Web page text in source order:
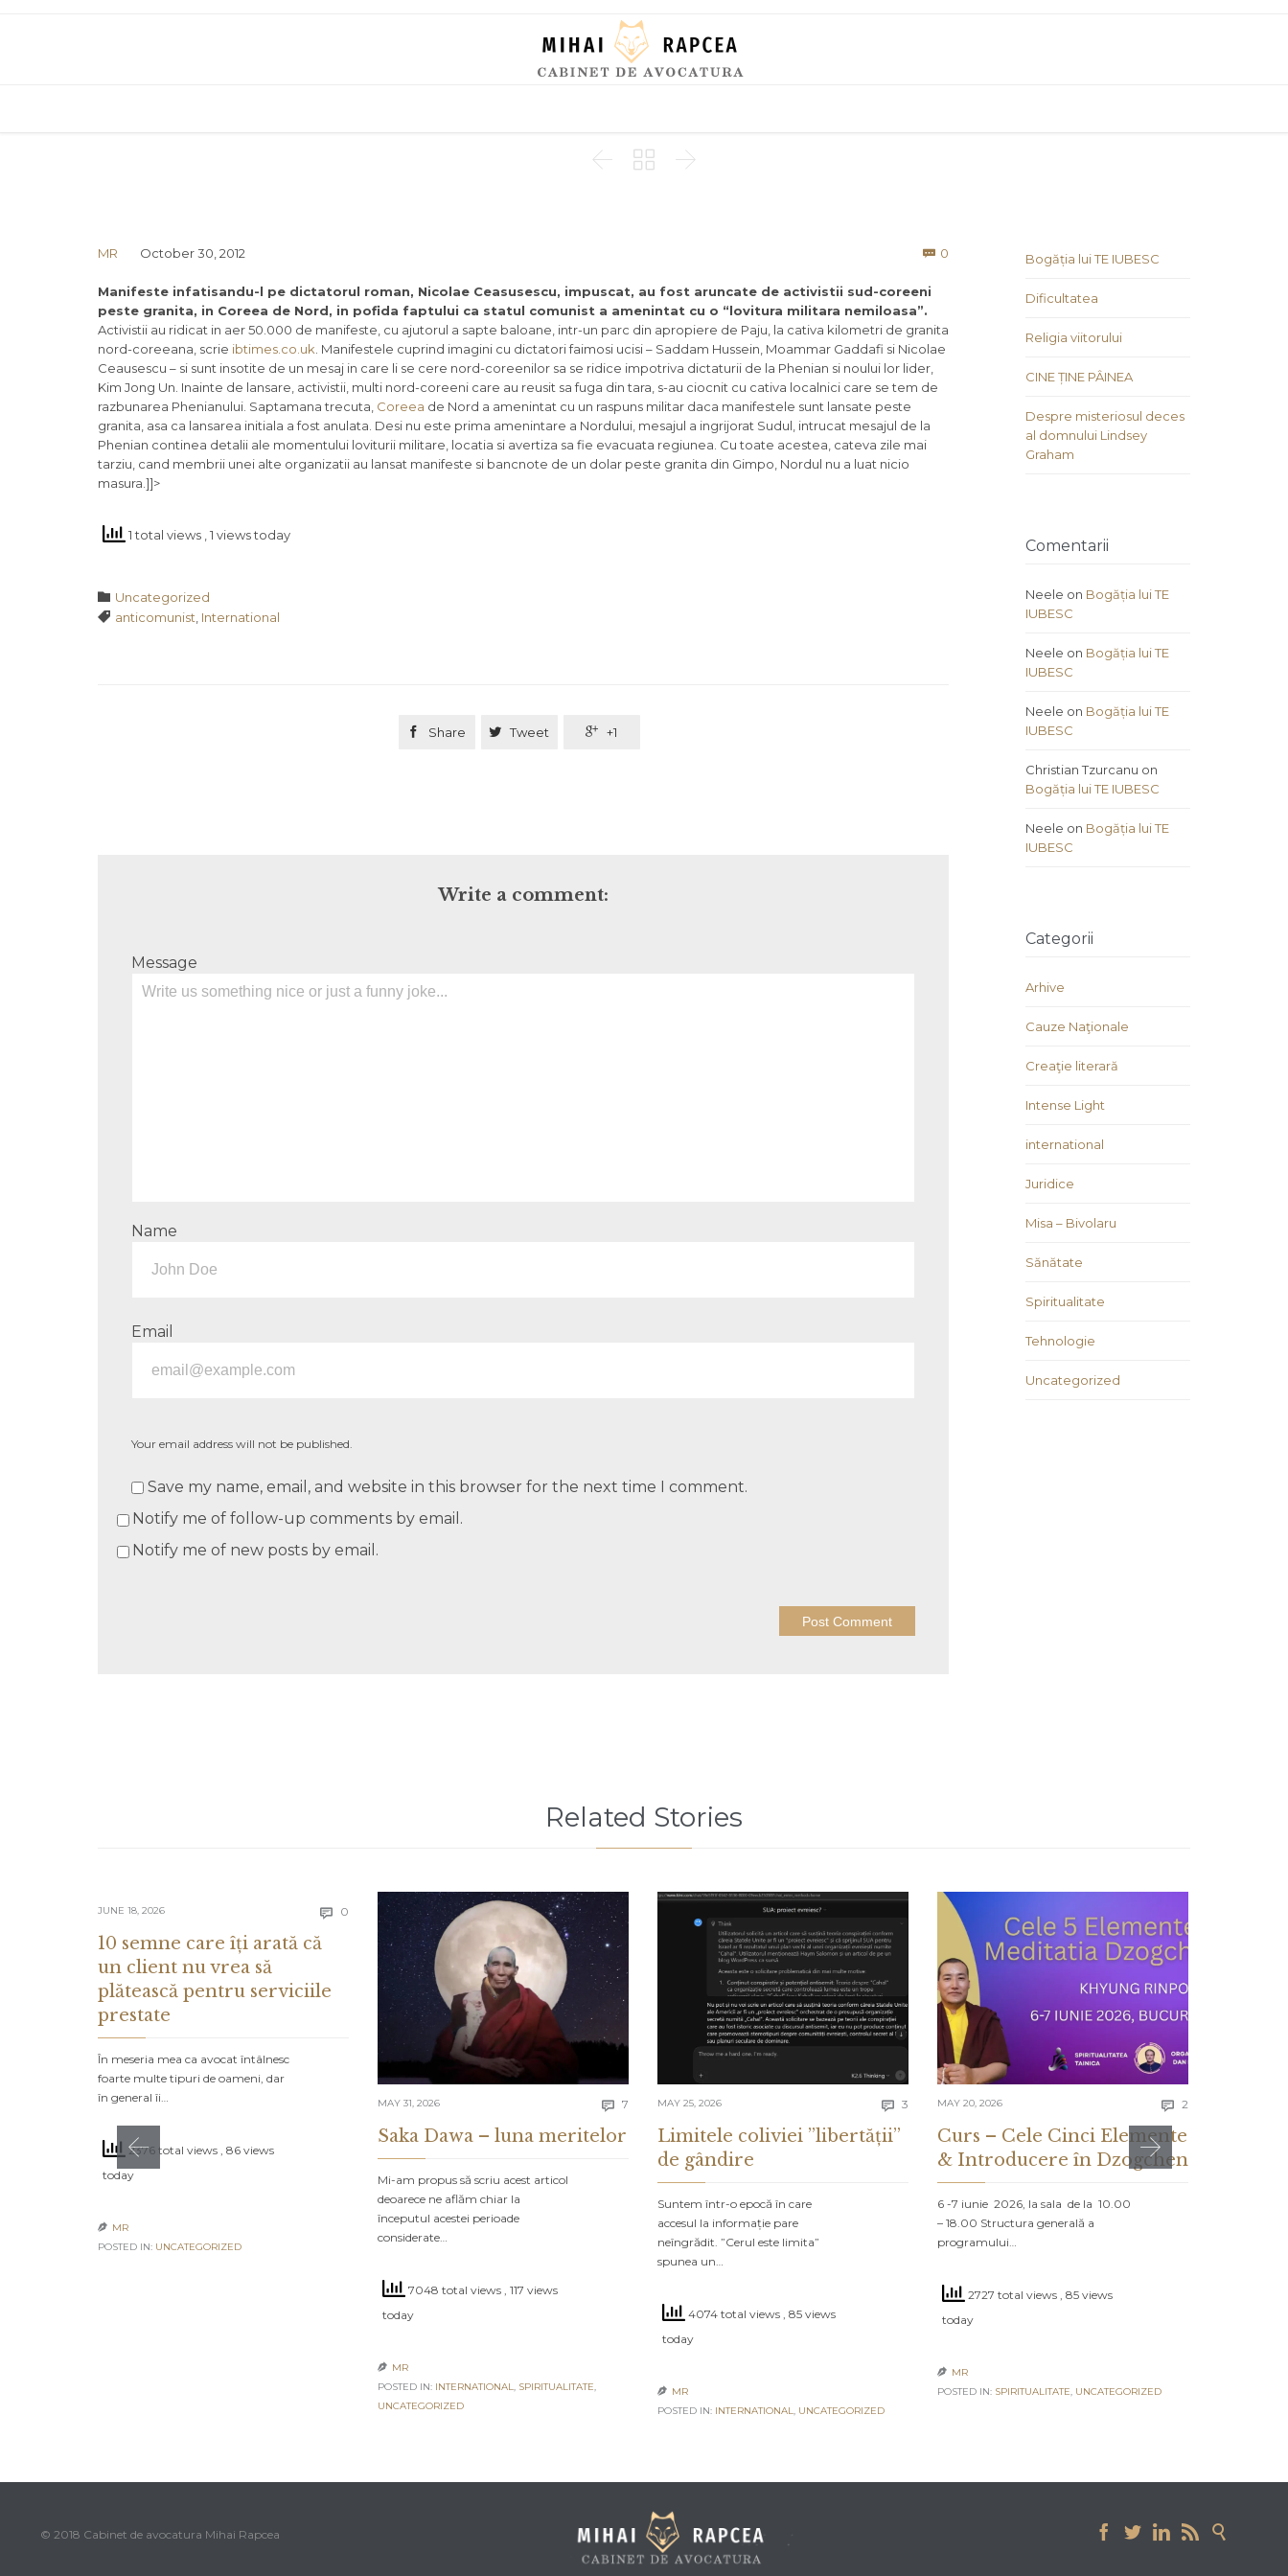
  
MR October 30, 2012  0
Manifeste infatisandu-l pe dictatorul roman, Nicolae Ceasusescu, impuscat, au fost aruncate de activistii sud-coreeni
peste granita, in Coreea de Nord, in pofida faptului ca statul comunist a amenintat cu o “lovitura militara nemiloasa”.
Activistii au ridicat in aer 50.000 de manifeste, cu ajutorul a sapte baloane, intr-un parc din apropiere de Paju, la cativa kilometri de granita
nord-coreeana, scrie ibtimes.co.uk . Manifestele cuprind imagini cu dictatori faimosi ucisi – Saddam Hussein, Moammar Gaddafi si Nicolae
Ceausescu – si sunt insotite de un mesaj in care li se cere nord-coreenilor sa se ridice impotriva dictaturii de la Phenian si noului lor lider,
Kim Jong Un. Inainte de lansare, activistii, multi nord-coreeni care au reusit sa fuga din tara, s-au ciocnit cu cativa localnici care se tem de
razbunarea Phenianului. Saptamana trecuta, Coreea de Nord a amenintat cu un raspuns militar daca manifestele sunt lansate peste
granita, asa ca lansarea initiala a fost anulata. Desi nu este prima amenintare a Nordului, mesajul a ingrijorat Sudul, intrucat mesajul de la
Phenian continea detalii ale momentului loviturii militare, locatia si avertiza sa fie evacuata regiunea. Cu toate acestea, cateva zile mai
tarziu, cand membrii unei alte organizatii au lansat manifeste si bancnote de un dolar peste granita din Gimpo, Nordul nu a luat nicio
masura.]]>
1 total views , 1 views today
 Category
Uncategorized
 Tags
anticomunist International
 Share  Tweet  +1
Write a comment:
Message
Name
Email
Your email address will not be published.
Save my name, email, and website in this browser for the next time I comment.
Notify me of follow-up comments by email.
Notify me of new posts by email.
Bogăția lui TE IUBESC
Dificultatea
Religia viitorului
CINE ȚINE PÂINEA
Despre misteriosul deces
al domnului Lindsey
Graham
Comentarii
Neele on Bogăția lui TE
IUBESC
Neele on Bogăția lui TE
IUBESC
Neele on Bogăția lui TE
IUBESC
Christian Tzurcanu on
Bogăția lui TE IUBESC
Neele on Bogăția lui TE
IUBESC
Categorii
Arhive
Cauze Naţionale
Creaţie literară
Intense Light
international
Juridice
Misa – Bivolaru
Sănătate
Spiritualitate
Tehnologie
Uncategorized
Related Stories
JUNE 18, 2026  0 Comments
10 semne care îți arată că
un client nu vrea să
plătească pentru serviciile
prestate
În meseria mea ca avocat întâlnesc
foarte multe tipuri de oameni, dar
în general îi…
2376 total views , 86 views
today
 MR
POSTED IN: UNCATEGORIZED
MAY 31, 2026  7 Comments
Saka Dawa – luna meritelor
Mi-am propus să scriu acest articol
deoarece ne aflăm chiar la
începutul acestei perioade
considerate…
7048 total views , 117 views
today
 MR
POSTED IN: INTERNATIONAL, SPIRITUALITATE,
UNCATEGORIZED
MAY 25, 2026  3 Comments
Limitele coliviei ”libertății”
de gândire
Suntem într-o epocă în care
accesul la informație pare
neîngrădit. ”Cerul este limita”
spunea un…
4074 total views , 85 views
today
 MR
POSTED IN: INTERNATIONAL, UNCATEGORIZED
MAY 20, 2026  2
Curs – Cele Cinci Elemente
& Introducere în Dzogchen
6 -7 iunie 2026, la sala de la 10.00
– 18.00 Structura generală a
programului…
2727 total views , 85 views
today
 MR
POSTED IN: SPIRITUALITATE, UNCATEGORIZED
© 2018 Cabinet de avocatura Mihai Rapcea     